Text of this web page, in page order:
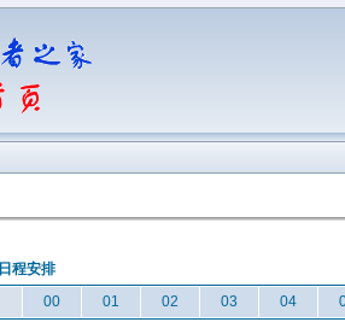
日程安排
00 01 02 03 04